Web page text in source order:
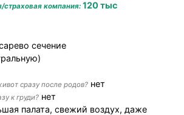
страховая компания: 120 тыс
сечение
сразу после родов? нет
к груди? нет
палата, свежий воздух, даже